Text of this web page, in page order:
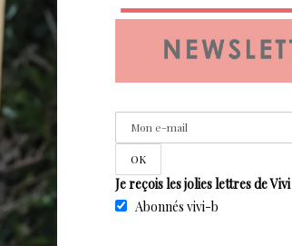
Je reçois les jolies lettres de Vivi
Abonnés vivi-b